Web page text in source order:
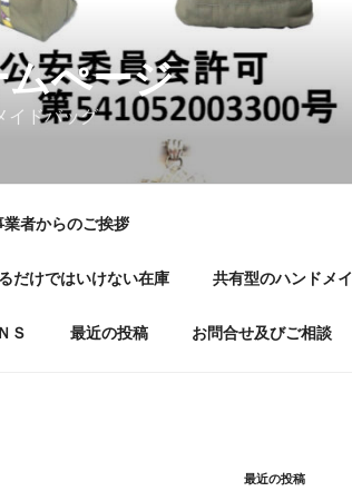
ぺージ
イドバッグ
業者からのご挨拶
だけではいけない在庫 共有型のハンドメ
Ｓ 最近の投稿 お問合せ及びご相談
最近の投稿